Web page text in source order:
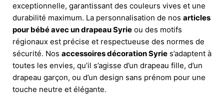
exceptionnelle, garantissant des couleurs vives et une
durabilité maximum. La personnalisation de nos articles
pour bébé avec un drapeau Syrie ou des motifs
régionaux est précise et respectueuse des normes de
sécurité. Nos accessoires décoration Syrie s’adaptent à
toutes les envies, qu’il s’agisse d’un drapeau fille, d’un
drapeau garçon, ou d’un design sans prénom pour une
touche neutre et élégante.